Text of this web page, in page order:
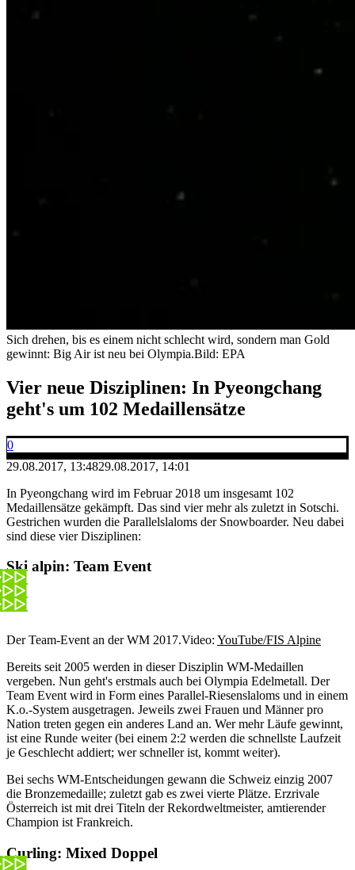
Sich drehen, bis es einem nicht schlecht wird, sondern man Gold
gewinnt: Big Air ist neu bei Olympia.Bild: EPA
Vier neue Disziplinen: In Pyeongchang
geht's um 102 Medaillensätze
0
29.08.2017, 13:4829.08.2017, 14:01
In Pyeongchang wird im Februar 2018 um insgesamt 102
Medaillensätze gekämpft. Das sind vier mehr als zuletzt in Sotschi.
Gestrichen wurden die Parallelslaloms der Snowboarder. Neu dabei
sind diese vier Disziplinen:
Ski alpin: Team Event
Der Team-Event an der WM 2017.Video: YouTube/FIS Alpine
Bereits seit 2005 werden in dieser Disziplin WM-Medaillen
vergeben. Nun geht's erstmals auch bei Olympia Edelmetall. Der
Team Event wird in Form eines Parallel-Riesenslaloms und in einem
K.o.-System ausgetragen. Jeweils zwei Frauen und Männer pro
Nation treten gegen ein anderes Land an. Wer mehr Läufe gewinnt,
ist eine Runde weiter (bei einem 2:2 werden die schnellste Laufzeit
je Geschlecht addiert; wer schneller ist, kommt weiter).
Bei sechs WM-Entscheidungen gewann die Schweiz einzig 2007
die Bronzemedaille; zuletzt gab es zwei vierte Plätze. Erzrivale
Österreich ist mit drei Titeln der Rekordweltmeister, amtierender
Champion ist Frankreich.
Curling: Mixed Doppel